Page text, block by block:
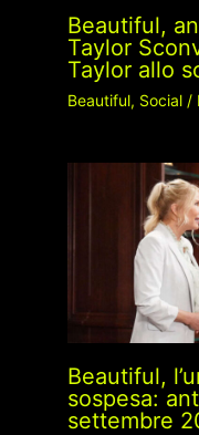
Beautiful,
Taylor
Taylor allo
Beautiful, Social/
Beautiful,
sospesa:
settembre